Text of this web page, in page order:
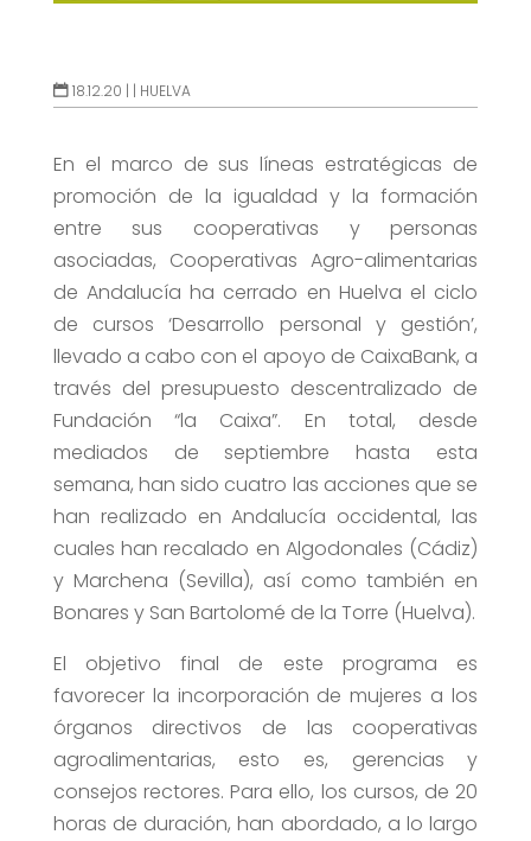
18.12.20 | | HUELVA
En el marco de sus líneas estratégicas de
promoción de la igualdad y la formación
entre sus cooperativas y personas
asociadas, Cooperativas Agro-alimentarias
de Andalucía ha cerrado en Huelva el ciclo
de cursos ‘Desarrollo personal y gestión’,
llevado a cabo con el apoyo de CaixaBank, a
través del presupuesto descentralizado de
Fundación “la Caixa”. En total, desde
mediados de septiembre hasta esta
semana, han sido cuatro las acciones que se
han realizado en Andalucía occidental, las
cuales han recalado en Algodonales (Cádiz)
y Marchena (Sevilla), así como también en
Bonares y San Bartolomé de la Torre (Huelva).
El objetivo final de este programa es
favorecer la incorporación de mujeres a los
órganos directivos de las cooperativas
agroalimentarias, esto es, gerencias y
consejos rectores. Para ello, los cursos, de 20
horas de duración, han abordado, a lo largo